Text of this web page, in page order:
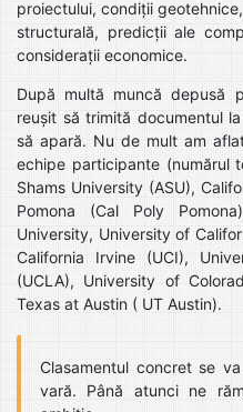
proiectului, condiții
structurală, predicții ale
considerații economice.
După multă muncă depusă
reușit să trimită documentul
să apară. Nu de mult am
echipe participante (numărul
Shams University (ASU),
Pomona (Cal Poly
University, University of
California Irvine (UCI),
(UCLA), University of
Texas at Austin ( UT Austin).
Clasamentul concret se
vară. Până atunci ne